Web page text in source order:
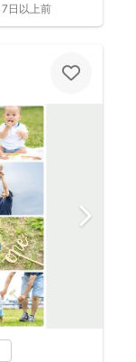
7日以上前